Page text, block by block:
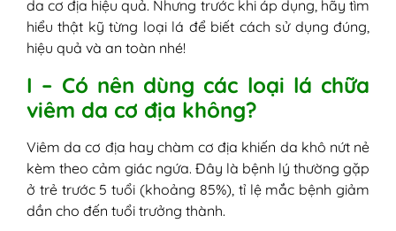
6. Lá bàng non
7. Lá ổi
9. Lá kinh giới
10. Lá ngải cứu
12. Lá cây diếp cá
13. Lá cây sài đất
14. Lá cây nhọ nồi
15. Lá bạc hà
da cơ địa hiệu quả. Nhưng trước khi áp dụng, hãy tìm
hiểu thật kỹ từng loại lá để biết cách sử dụng đúng,
hiệu quả và an toàn nhé!
I – Có nên dùng các loại lá chữa
viêm da cơ địa không?
Viêm da cơ địa hay chàm cơ địa khiến da khô nứt nẻ
kèm theo cảm giác ngứa. Đây là bệnh lý thường gặp
ở trẻ trước 5 tuổi (khoảng 85%), tỉ lệ mắc bệnh giảm
dần cho đến tuổi trưởng thành.